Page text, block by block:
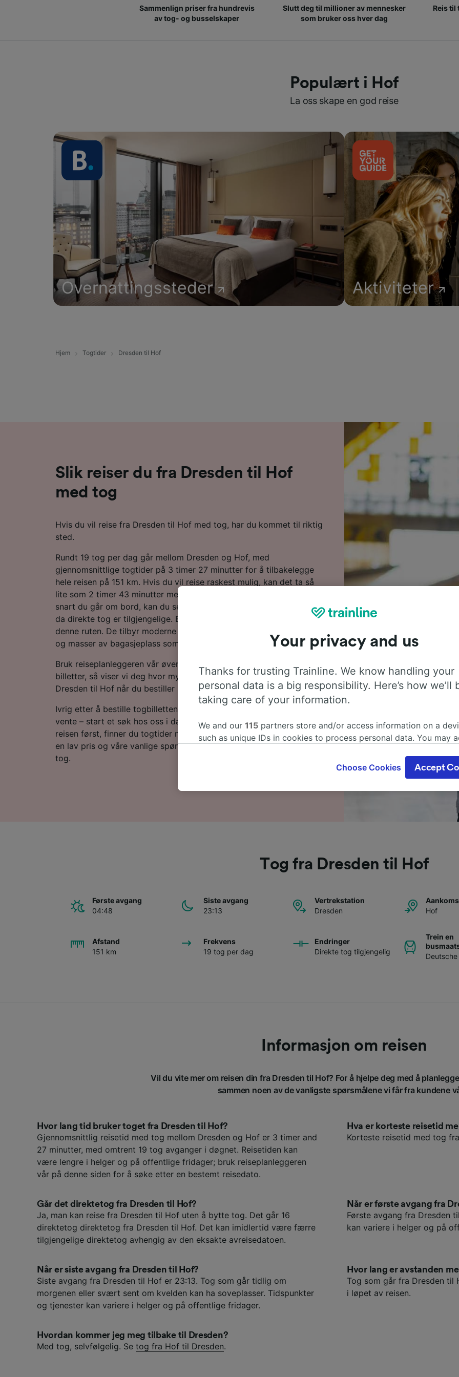
Sammenlign priser fra hundrevis
av tog- og busselskaper
Slutt deg til millioner av mennesker
som bruker oss hver dag
Reis til
Populært i Hof
La oss skape en god reise
Overnattingssteder Aktiviteter
Hjem Togtider Dresden til Hof
Slik reiser du fra Dresden til Hof
med tog
Hvis du vil reise fra Dresden til Hof med tog, har du kommet til riktig
sted.
Rundt 19 tog per dag går mellom Dresden og Hof, med
gjennomsnittlige togtider på 3 timer 27 minutter for å tilbakelegge
hele reisen på 151 km. Hvis du vil reise raskest mulig, kan det ta så
lite som 2 timer 43 minutter med de mest effektive tjenestene. Så
snart du går om bord, kan du sette deg godt til rette og nyte reisen,
da direkte tog er tilgjengelige. Både togene til DB og ICE betjener
denne ruten. De tilbyr moderne tjenester med alle bekvemmeligheter
og masser av bagasjeplass som standard.
Bruk reiseplanleggeren vår øverst på siden for å søke etter billige
billetter, så viser vi deg hvor mye du kan spare på togbilletter fra
Dresden til Hof når du bestiller på forhånd.
Ivrig etter å bestille togbillettene dine til Hof? Det er ingen grunn til å
vente – start et søk hos oss i dag! Hvis du vil finne ut litt mer om
reisen først, finner du togtider nedenfor, tips om å bestille billetter til
en lav pris og våre vanlige spørsmål, inkludert dagens første og siste
tog.
Tog fra Dresden til Hof
Første avgang
04:48
Siste avgang
23:13
Vertrekstation
Dresden
Hof
Afstand
151 km
Frekvens
19 tog per dag
Endringer
Direkte tog tilgjengelig
Trein en
Deutsche
Informasjon om reisen
Vil du vite mer om reisen din fra Dresden til Hof? For å hjelpe deg med å
sammen noen av de vanligste spørsmålene vi får fra kundene
Hvor lang tid bruker toget fra Dresden til Hof?
Gjennomsnittlig reisetid med tog mellom Dresden og Hof er 3 timer and
27 minutter, med omtrent 19 tog avganger i døgnet. Reisetiden kan
være lengre i helger og på offentlige fridager; bruk reiseplanleggeren
vår på denne siden for å søke etter en bestemt reisedato.
Hva er korteste reisetid
Korteste reisetid med tog
Går det direktetog fra Dresden til Hof?
Ja, man kan reise fra Dresden til Hof uten å bytte tog. Det går 16
direktetog direktetog fra Dresden til Hof. Det kan imidlertid være færre
tilgjengelige direktetog avhengig av den eksakte avreisedatoen.
Når er første avgang fra
Første avgang fra Dresden
kan variere i helger og på
Når er siste avgang fra Dresden til Hof?
Siste avgang fra Dresden til Hof er 23:13. Tog som går tidlig om
morgenen eller svært sent om kvelden kan ha soveplasser. Tidspunkter
og tjenester kan variere i helger og på offentlige fridager.
Hvor lang er avstanden
Tog som går fra Dresden til
i løpet av reisen.
Hvordan kommer jeg meg tilbake til Dresden?
Med tog, selvfølgelig. Se tog fra Hof til Dresden.
Your privacy and us
Thanks for trusting Trainline. We know handling your
personal data is a big responsibility. Here’s how we’ll
taking care of your information.
We and our 115 partners store and/or access information on a
such as unique IDs in cookies to process personal data. You may
where legitimate interest is used, or at any time in the privacy
These choices will be signaled to our partners and will not affect
research and services development.
Choose Cookies Accept